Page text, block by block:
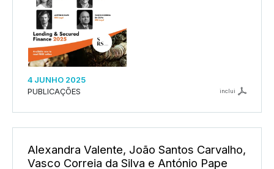
4 JUNHO 2025
PUBLICAÇÕES
inclui
Alexandra Valente, João Santos Carvalho,
Vasco Correia da Silva e António Pape